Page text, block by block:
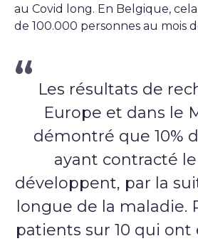
au Covid long. En Belgique,
de 100.000 personnes au mois
Les résultats de
Europe et dans le
démontré que 10%
ayant contracté le
développent, par la
longue de la maladie.
patients sur 10 qui ont